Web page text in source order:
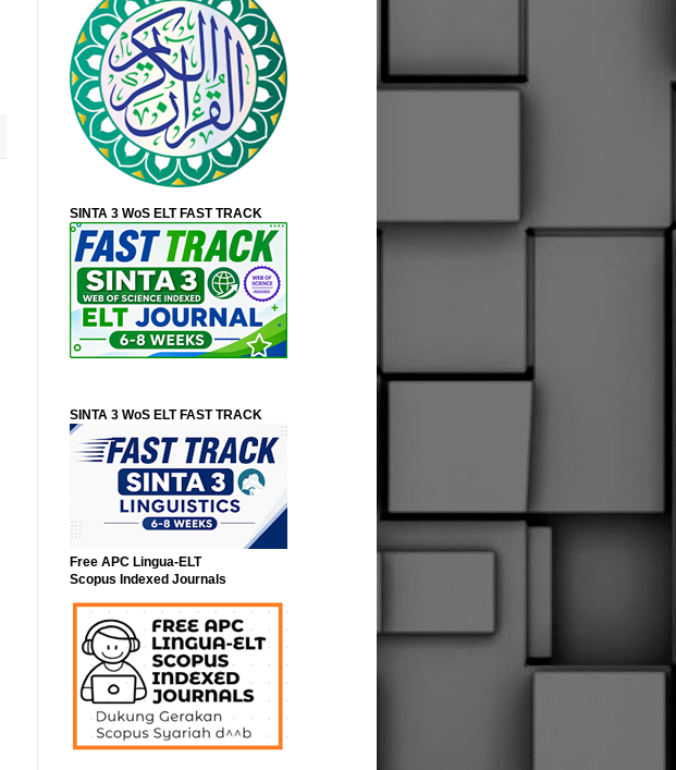
SINTA 3 WoS ELT FAST TRACK
SINTA 3 WoS ELT FAST TRACK
Free APC Lingua-ELT
Scopus Indexed Journals